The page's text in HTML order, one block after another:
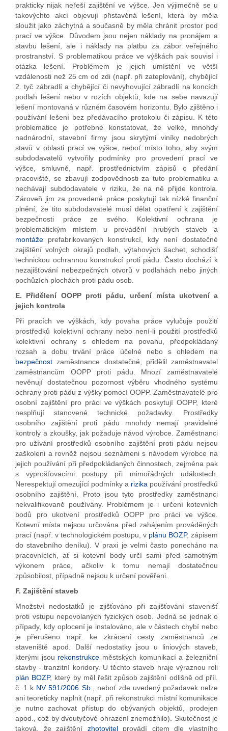
prakticky nijak neřeší zajištění ve výšce. Jen výjimečně se u
takovýchto akcí objevují přistavěná lešení, která by měla
sloužit jako záchytná a současně by měla chránit prostor pod
prací ve výšce. Důvodem jsou nejen náklady na pronájem a
stavbu lešení, ale i náklady na platbu za zábor veřejného
prostranství. S problematikou práce ve výškách pak souvisí i
otázka lešení. Problémem je jejich umístění ve větší
vzdálenosti než 25 cm od zdi (např. při zateplování), chybějící
2. tyč zábradlí a chybějící či nevyhovující zábradlí na koncích
podlah lešení nebo v rozích objektů, kde na sebe navazují
lešení montovaná v různém časovém horizontu. Bylo zjištěno i
používání lešení bez předávacího protokolu či zápisu. K této
problematice je potřebné konstatovat, že velké, mnohdy
nadnárodní, stavební firmy jsou skrytými viníky nedobrých
stavů v oblasti prací ve výšce, neboť místo toho, aby svým
subdodavatelů vytvořily podmínky pro provedení prací ve
výšce, smluvně, např. prostřednictvím zápisů o předání
pracoviště, se zbavují zodpovědnosti za tuto problematiku a
nechávají subdodavatele v riziku, že na ně přijde kontrola.
Zároveň jim za provedené práce poskytují tak nízké finanční
plnění, že tito subdodavatelé musí dělat opatření k zajištění
bezpečnosti práce ze svého. Kolektivní ochrana je
problematickým místem u provádění hrubých staveb a
montáže prefabrikovaných konstrukcí, kdy není dostatečné
zajištění volných okrajů podlah, výtahových šachet, schodišť
technickou ochrannou konstrukcí proti pádu. Často dochází k
nezajišťování nebezpečných otvorů v podlahách nebo jiných
pochůzích plochách proti pádu osob.
E. Přidělení OOPP proti pádu, určení místa ukotvení a
jejich kontrola
Při pracích ve výškách, kdy povaha práce vylučuje použití
prostředků kolektivní ochrany nebo není-li použití prostředků
kolektivní ochrany s ohledem na povahu, předpokládaný
rozsah a dobu trvání práce účelné nebo s ohledem na
bezpečnost zaměstnance dostatečné, přidělil zaměstnavatel
zaměstnancům OOPP proti pádu. Mnozí zaměstnavatelé
nevěnují dostatečnou pozornost výběru vhodného systému
ochrany proti pádu z výšky pomocí OOPP. Zaměstnavatelé pro
osobní zajištění pro práci ve výškách poskytují OOPP, které
nesplňují stanovené technické požadavky. Prostředky
osobního zajištění proti pádu mnohdy nemají pravidelné
kontroly a zkoušky, jak požaduje návod výrobce. Zaměstnanci
pro užívání prostředků osobního zajištění proti pádu nejsou
zaškoleni a rovněž nejsou seznámeni s návodem výrobce na
jejich používání při předpokládaných činnostech, zejména pak
s vyprošťovacími postupy při mimořádných událostech.
Nerespektují omezující podmínky a rizika používání prostředků
osobního zajištění. Proto jsou tyto prostředky zaměstnanci
nekvalifikovaně používány. Problémem je i určení kotevních
bodů pro ukotvení prostředků OOPP pro práci ve výšce.
Kotevní místa nejsou určována před zahájením prováděných
prací (např. v technologickém postupu, v plánu BOZP, zápisem
do stavebního deníku). V praxi je velmi často ponecháno na
pracovnících, ať si kotevní body určí sami před samotným
výkonem práce, ačkoliv k tomu nemají dostatečnou
způsobilost, případně nejsou k určení pověřeni.
F. Zajištění staveb
Množství nedostatků je zjišťováno při zajišťování stavenišť
proti vstupu nepovolaných fyzických osob. Jedná se jednak o
případy, kdy oplocení je instalováno, ale v částech chybí nebo
je přerušeno např. ke zkrácení cesty zaměstnanců ze
staveniště apod. Další nedostatky jsou u liniových staveb,
kterými jsou rekonstrukce městských komunikací a železniční
stavby - tranzitní koridory. U těchto staveb hraje výraznou roli
plán BOZP, který by měl řešit způsob zajištění odlišně od příl.
č. 1 k NV 591/2006 Sb., neboť zde uvedený požadavek nelze
ani teoreticky naplnit (např. při rekonstrukci místní komunikace
je nutno zachovat přístup do obývaných objektů, prodejen
apod., což by dvoutyčové ohrazení znemožnilo). Skutečnost je
taková, že zajištění zhotovitelprovádí citem dle vlastního